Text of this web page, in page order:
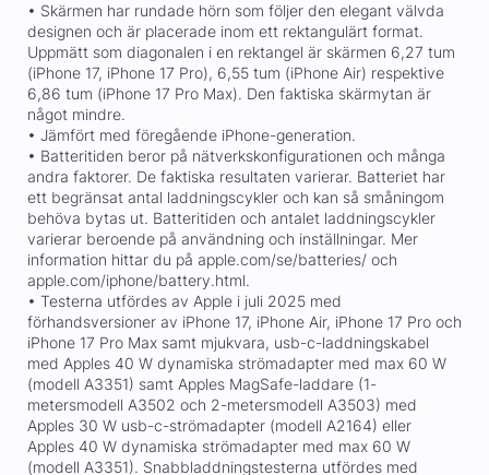
• Skärmen har rundade hörn som följer den elegant välvda
designen och är placerade inom ett rektangulärt format.
Uppmätt som diagonalen i en rektangel är skärmen 6,27 tum
(iPhone 17, iPhone 17 Pro), 6,55 tum (iPhone Air) respektive
6,86 tum (iPhone 17 Pro Max). Den faktiska skärmytan är
något mindre.
• Jämfört med föregående iPhone-generation.
• Batteritiden beror på nätverkskonfigurationen och många
andra faktorer. De faktiska resultaten varierar. Batteriet har
ett begränsat antal laddningscykler och kan så småningom
behöva bytas ut. Batteritiden och antalet laddningscykler
varierar beroende på användning och inställningar. Mer
information hittar du på apple.com/se/batteries/ och
apple.com/iphone/battery.html.
• Testerna utfördes av Apple i juli 2025 med
förhandsversioner av iPhone 17, iPhone Air, iPhone 17 Pro och
iPhone 17 Pro Max samt mjukvara, usb-c-laddningskabel
med Apples 40 W dynamiska strömadapter med max 60 W
(modell A3351) samt Apples MagSafe-laddare (1-
metersmodell A3502 och 2-metersmodell A3503) med
Apples 30 W usb-c-strömadapter (modell A2164) eller
Apples 40 W dynamiska strömadapter med max 60 W
(modell A3351). Snabbladdningstesterna utfördes med